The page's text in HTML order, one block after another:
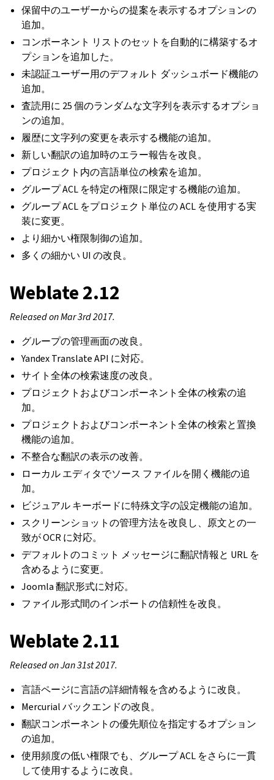
保留中のユーザーからの提案を表示するオプションの
追加。
コンポーネント リストのセットを自動的に構築するオ
プションを追加した。
未認証ユーザー用のデフォルト ダッシュボード機能の
追加。
査読用に 25 個のランダムな文字列を表示するオプショ
ンの追加。
履歴に文字列の変更を表示する機能の追加。
新しい翻訳の追加時のエラー報告を改良。
プロジェクト内の言語単位の検索を追加。
グループ ACL を特定の権限に限定する機能の追加。
グループ ACL をプロジェクト単位の ACL を使用する実
装に変更。
より細かい権限制御の追加。
多くの細かい UI の改良。
Weblate 2.12
Released on Mar 3rd 2017.
グループの管理画面の改良。
Yandex Translate API に対応。
サイト全体の検索速度の改良。
プロジェクトおよびコンポーネント全体の検索の追
加。
プロジェクトおよびコンポーネント全体の検索と置換
機能の追加。
不整合な翻訳の表示の改善。
ローカル エディタでソース ファイルを開く機能の追
加。
ビジュアル キーボードに特殊文字の設定機能の追加。
スクリーンショットの管理方法を改良し、原文との一
致が OCR に対応。
デフォルトのコミット メッセージに翻訳情報と URL を
含めるように変更。
Joomla 翻訳形式に対応。
ファイル形式間のインポートの信頼性を改良。
Weblate 2.11
Released on Jan 31st 2017.
言語ページに言語の詳細情報を含めるように改良。
Mercurial バックエンドの改良。
翻訳コンポーネントの優先順位を指定するオプション
の追加。
使用頻度の低い権限でも、グループ ACL をさらに一貫
して使用するように改良。